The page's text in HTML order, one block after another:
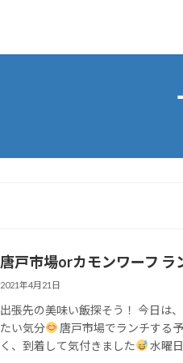
唐戸市場orカモンワーフ ラ
2021年4月21日
出張先の美味い飯探そう！ 今日は
たい気分
唐戸市場でランチする
く、到着して気付きました
水曜